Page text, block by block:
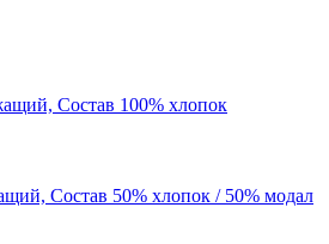
Состав 100% хлопок
Состав 50% хлопок / 50% модал